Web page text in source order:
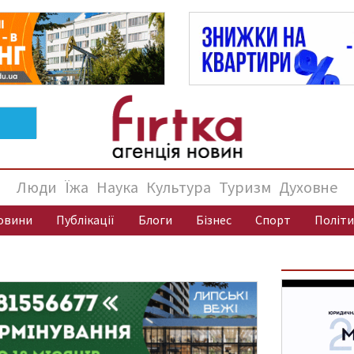
Люди Їжа Наука Культура Туризм Духовне
Публікації Блоги Бізнес Спорт